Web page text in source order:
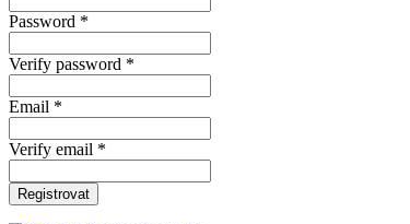
Password *
Verify password *
Email *
Verify email *
Registrovat